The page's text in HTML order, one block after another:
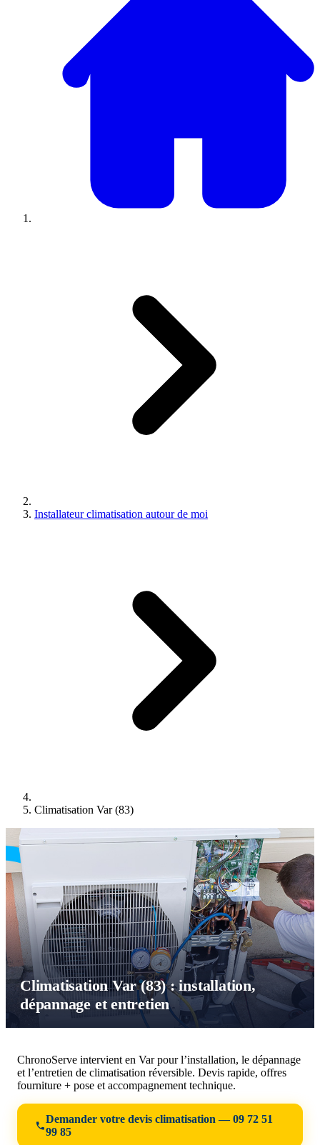
Installateur climatisation autour de moi
Climatisation Var (83)
Climatisation Var (83) : installation,
dépannage et entretien
ChronoServe intervient en Var pour l’installation, le dépannage
et l’entretien de climatisation réversible. Devis rapide, offres
fourniture + pose et accompagnement technique.
Demander votre devis climatisation — 09 72 51
99 85